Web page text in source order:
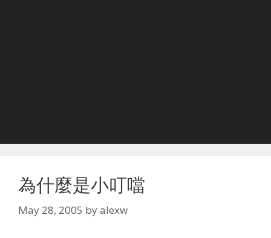
為什麼是小叮噹
May 28, 2005 byalexw